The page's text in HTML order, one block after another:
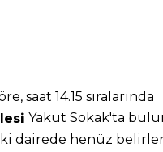
saat 14.15 sıralarında
Yakut Sokak'ta
dairede henüz